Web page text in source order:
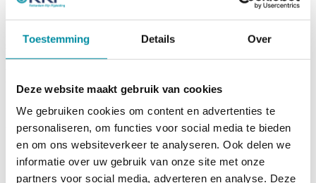
Toestemming Details Over
Deze website maakt gebruik van cookies
We gebruiken cookies om content en advertenties te
personaliseren, om functies voor social media te bieden
en om ons websiteverkeer te analyseren. Ook delen we
informatie over uw gebruik van onze site met onze
partners voor social media, adverteren en analyse. Deze
Voordat u gaat graven, is het belangrijk dat u weet wat er onder de
grond ligt. Leidingen en kabels zitten vaak verstopt. Graafschade
kan leiden tot lekkages of explosies. Ook het plaatsen van
speeltoestellen, tuinhuisjes of grote tenten brengt risico’s mee.
Voorkom dus onbedoelde schade en gevaarlijke situatie en doe
weet dan precies of en waar er leidingen lopen op uw locatie.
Wat krijgt u na een KLIC-melding?
Graaflocatiegegevens.
Overzicht van netbeheerders die informatie verstrekken.
Downloadlink naar kabel- en leidinginformatie.